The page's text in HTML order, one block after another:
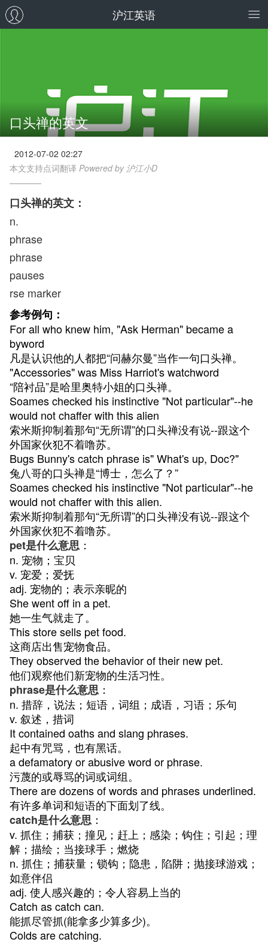
沪江英语
口头禅的英文
2012-07-02 02:27
本文支持点词翻译 Powered by 沪江小D
口头禅的英文：
n.
phrase
phrase
pauses
rse marker
参考例句：
For all who knew him, "Ask Herman" became a
byword
凡是认识他的人都把“问赫尔曼”当作一句口头禅。
"Accessories" was Miss Harriot's watchword
“陪衬品”是哈里奥特小姐的口头禅。
Soames checked his instinctive "Not particular"--he
would not chaffer with this alien
索米斯抑制着那句“无所谓”的口头禅没有说--跟这个
外国家伙犯不着噜苏。
Bugs Bunny's catch phrase is" What's up, Doc?"
兔八哥的口头禅是“博士，怎么了？”
Soames checked his instinctive "Not particular"--he
would not chaffer with this alien.
索米斯抑制着那句“无所谓”的口头禅没有说--跟这个
外国家伙犯不着噜苏。
pet是什么意思 ：
n. 宠物；宝贝
v. 宠爱；爱抚
adj. 宠物的；表示亲昵的
She went off in a pet.
她一生气就走了。
This store sells pet food.
这商店出售宠物食品。
They observed the behavior of their new pet.
他们观察他们新宠物的生活习性。
phrase是什么意思 ：
n. 措辞，说法；短语，词组；成语，习语；乐句
v. 叙述，措词
It contained oaths and slang phrases.
起中有咒骂，也有黑话。
a defamatory or abusive word or phrase.
污蔑的或辱骂的词或词组。
There are dozens of words and phrases underlined.
有许多单词和短语的下面划了线。
catch是什么意思 ：
v. 抓住；捕获；撞见；赶上；感染；钩住；引起；理
解；描绘；当接球手；燃烧
n. 抓住；捕获量；锁钩；隐患，陷阱；抛接球游戏；
如意伴侣
adj. 使人感兴趣的；令人容易上当的
Catch as catch can.
能抓尽管抓(能拿多少算多少)。
Colds are catching.